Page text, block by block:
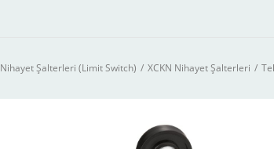
Nihayet Şalterleri (Limit Switch) XCKN Nihayet Şalterleri